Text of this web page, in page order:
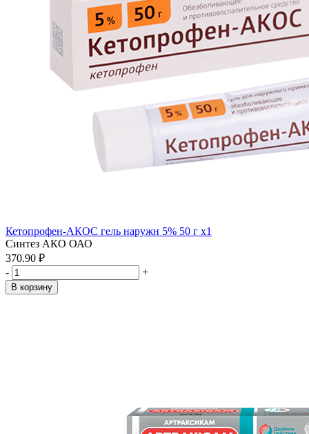
Кетопрофен-АКОС гель наружн 5% 50 г x1
Синтез АКО ОАО
370.90 ₽
-
+
В корзину